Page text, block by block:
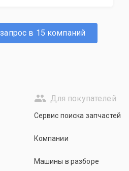
в 15 компаний
Для покупателей
Сервис поиска запчастей
Компании
Машины в разборе